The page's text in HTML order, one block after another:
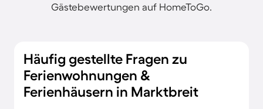
Gästebewertungen auf HomeToGo.
Häufig gestellte Fragen zu
Ferienwohnungen &
Ferienhäusern in Marktbreit